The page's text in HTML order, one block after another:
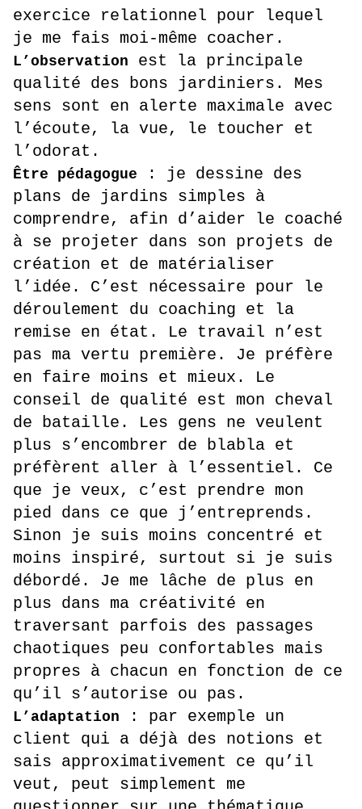
exercice relationnel pour lequel
je me fais moi-même coacher.
L’observation
est la principale
qualité des bons jardiniers. Mes
sens sont en alerte maximale avec
l’écoute, la vue, le toucher et
l’odorat.
Être pédagogue
: je dessine des
plans de jardins simples à
comprendre, afin d’aider le coaché
à se projeter dans son projets de
création et de matérialiser
l’idée. C’est nécessaire pour le
déroulement du coaching et la
remise en état. Le travail n’est
pas ma vertu première. Je préfère
en faire moins et mieux. Le
conseil de qualité est mon cheval
de bataille. Les gens ne veulent
plus s’encombrer de blabla et
préfèrent aller à l’essentiel. Ce
que je veux, c’est prendre mon
pied dans ce que j’entreprends.
Sinon je suis moins concentré et
moins inspiré, surtout si je suis
débordé. Je me lâche de plus en
plus dans ma créativité en
traversant parfois des passages
chaotiques peu confortables mais
propres à chacun en fonction de ce
qu’il s’autorise ou pas.
L’adaptation
: par exemple un
client qui a déjà des notions et
sais approximativement ce qu’il
veut, peut simplement me